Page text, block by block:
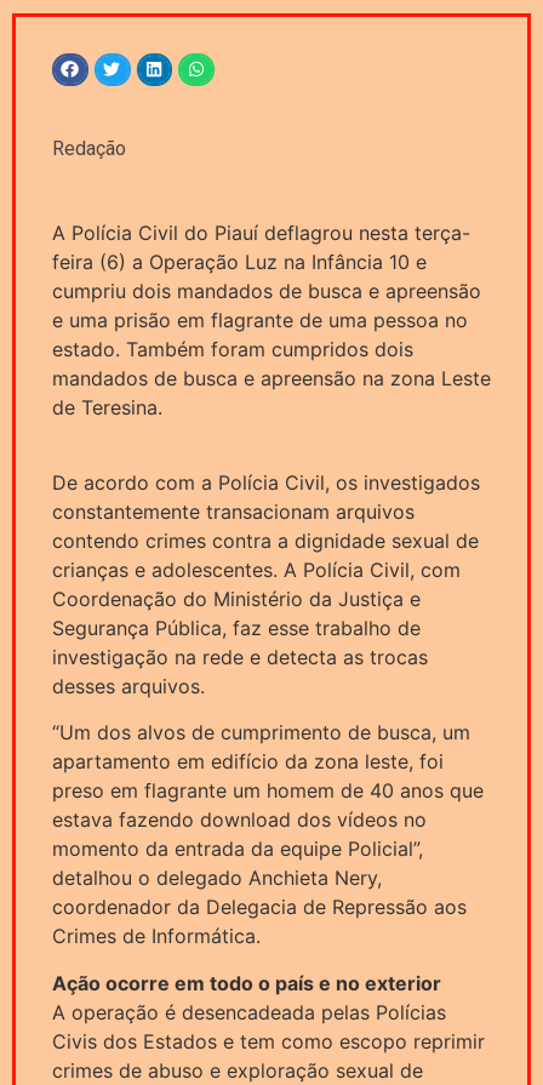
Redação
A Polícia Civil do Piauí deflagrou nesta terça-
feira (6) a Operação Luz na Infância 10 e
cumpriu dois mandados de busca e apreensão
e uma prisão em flagrante de uma pessoa no
estado. Também foram cumpridos dois
mandados de busca e apreensão na zona Leste
de Teresina.
De acordo com a Polícia Civil, os investigados
constantemente transacionam arquivos
contendo crimes contra a dignidade sexual de
crianças e adolescentes. A Polícia Civil, com
Coordenação do Ministério da Justiça e
Segurança Pública, faz esse trabalho de
investigação na rede e detecta as trocas
desses arquivos.
“Um dos alvos de cumprimento de busca, um
apartamento em edifício da zona leste, foi
preso em flagrante um homem de 40 anos que
estava fazendo download dos vídeos no
momento da entrada da equipe Policial”,
detalhou o delegado Anchieta Nery,
coordenador da Delegacia de Repressão aos
Crimes de Informática.
Ação ocorre em todo o país e no exterior
A operação é desencadeada pelas Polícias
Civis dos Estados e tem como escopo reprimir
crimes de abuso e exploração sexual de